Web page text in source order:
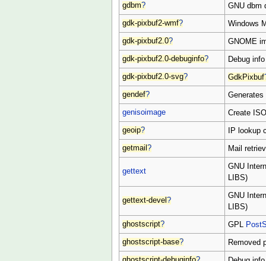
gdbm? GNU dbm
gdk-pixbuf2-wmf? Windows
gdk-pixbuf2.0? GNOME
gdk-pixbuf2.0-debuginfo? Debug
gdk-pixbuf2.0-svg? GdkPixbuf
gendef?
genisoimage Create
geoip? IP lookup
getmail? Mail
gettext
GNU
LIBS)
gettext-devel?
GNU
LIBS)
ghostscript? GPL
ghostscript-base? Removed